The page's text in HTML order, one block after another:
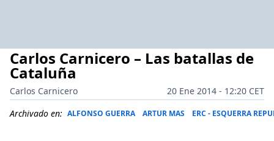
Carlos Carnicero – Las batallas de
Cataluña
Carlos Carnicero
20 Ene 2014 - 12:20 CET
Archivado en: ALFONSO GUERRA ARTUR MAS ERC - ESQUERRA